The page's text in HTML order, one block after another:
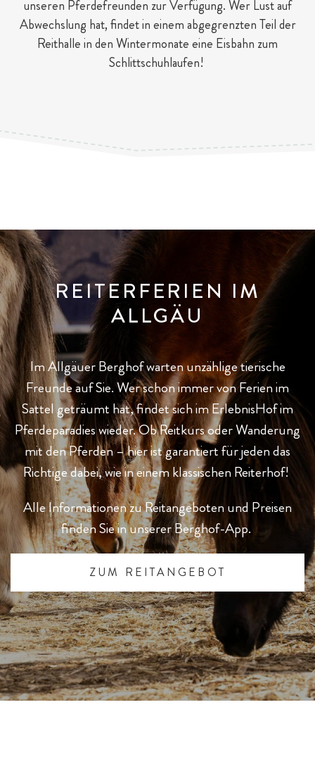
unseren Pferdefreunden zur Verfügung. Wer Lust auf
Abwechslung hat, findet in einem abgegrenzten Teil der
Reithalle in den Wintermonate eine Eisbahn zum
Schlittschuhlaufen!
REITERFERIEN IM
ALLGÄU
Im Allgäuer Berghof warten unzählige tierische
Freunde auf Sie. Wer schon immer von Ferien im
Sattel geträumt hat, findet sich im ErlebnisHof im
Pferdeparadies wieder. Ob Reitkurs oder Wanderung
mit den Pferden – hier ist garantiert für jeden das
Richtige dabei, wie in einem klassischen Reiterhof!
Alle Informationen zu Reitangeboten und Preisen
finden Sie in unserer Berghof-App.
ZUM REITANGEBOT